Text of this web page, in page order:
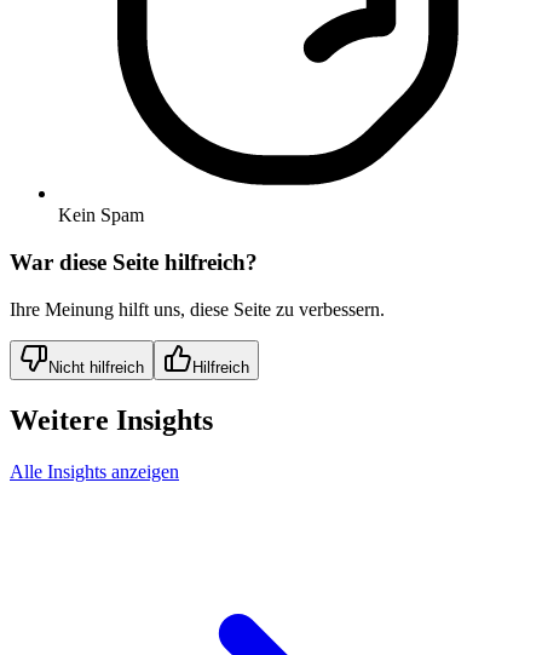
Kein Spam
War diese Seite hilfreich?
Ihre Meinung hilft uns, diese Seite zu verbessern.
Nicht hilfreich Hilfreich
Weitere Insights
Alle Insights anzeigen